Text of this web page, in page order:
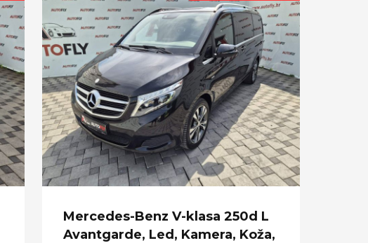
Mercedes-Benz V-klasa 250d L
Avantgarde, Led, Kamera, Koža,